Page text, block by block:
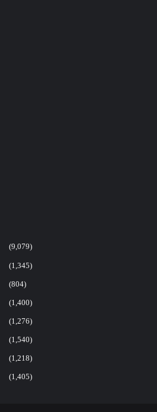
(9,079)
(1,345)
(804)
(1,400)
(1,276)
(1,540)
(1,218)
(1,405)